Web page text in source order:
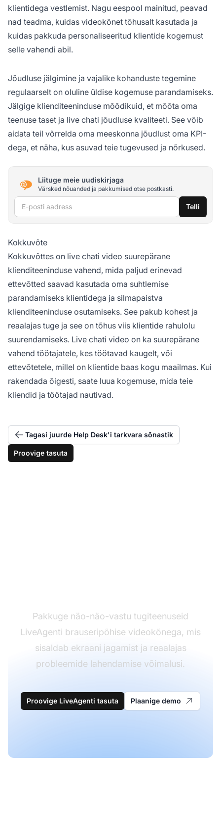
klientidega vestlemist. Nagu eespool mainitud, peavad
nad teadma, kuidas videokõnet tõhusalt kasutada ja
kuidas pakkuda personaliseeritud klientide kogemust
selle vahendi abil.
Jõudluse jälgimine ja vajalike kohanduste tegemine
regulaarselt on oluline üldise kogemuse parandamiseks.
Jälgige klienditeeninduse mõõdikuid, et mõõta oma
teenuse taset ja live chati jõudluse kvaliteeti. See võib
aidata teil võrrelda oma meeskonna jõudlust oma KPI-
dega, et näha, kus asuvad teie tugevused ja nõrkused.
Liituge meie uudiskirjaga
Värsked nõuanded ja pakkumised otse postkasti.
E-posti aadress Telli
Kokkuvõte
Kokkuvõttes on live chati video suurepärane
klienditeeninduse vahend, mida paljud erinevad
ettevõtted saavad kasutada oma suhtlemise
parandamiseks klientidega ja silmapaistva
klienditeeninduse osutamiseks. See pakub kohest ja
reaalajas tuge ja see on tõhus viis klientide rahulolu
suurendamiseks. Live chati video on ka suurepärane
vahend töötajatele, kes töötavad kaugelt, või
ettevõtetele, millel on klientide baas kogu maailmas. Kui
rakendada õigesti, saate luua kogemuse, mida teie
kliendid ja töötajad nautivad.
Tagasi juurde Help Desk'i tarkvara sõnastik
Proovige tasuta
Pakkuge näo-näo-vastu tugiteenuseid
LiveAgenti brauseripõhise videokõnega, mis
sisaldab ekraani jagamist ja reaalajas
probleemide lahendamise võimalusi.
Proovige LiveAgenti tasuta Plaanige demo